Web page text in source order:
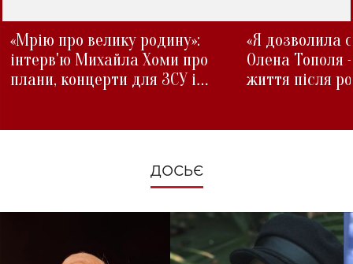
«Мрію про велику родину»:
інтерв'ю Михайла Хоми про
плани, концерти для ЗСУ і
«Я дозволила
Олена Тополя
життя після
ДОСЬЄ